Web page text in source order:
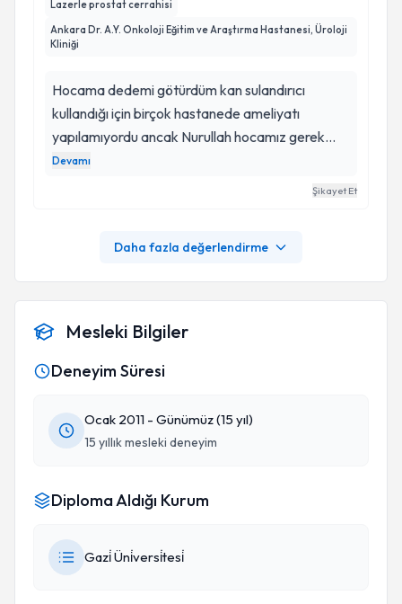
Lazerle prostat cerrahisi
Ankara Dr. A.Y. Onkoloji Eğitim ve Araştırma Hastanesi, Üroloji
Kliniği
Hocama dedemi götürdüm kan sulandırıcı
kullandığı için birçok hastanede ameliyatı
yapılamıyordu ancak Nurullah hocamız gerek
tedavi gerek ameliyat sonrası dönemde hep
Devamı
Şikayet Et
Daha fazla değerlendirme
Mesleki Bilgiler
Deneyim Süresi
Ocak 2011 - Günümüz (15 yıl)
15 yıllık mesleki deneyim
Diploma Aldığı Kurum
Gazi̇ Üni̇versi̇tesi̇